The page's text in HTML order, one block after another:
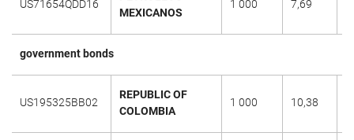
US71654QDD16
MEXICANOS
1 000 7,69
government bonds
US195325BB02
REPUBLIC OF
COLOMBIA
1 000 10,38